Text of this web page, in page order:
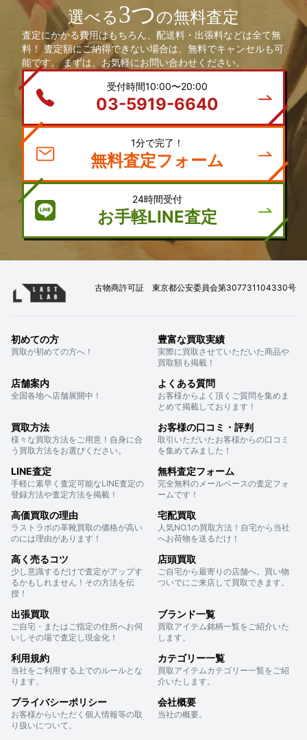
選べる3つの無料査定
査定にかかる費用はもちろん、配送料・出張料などは全て無
料！ 査定額にご納得できない場合は、無料でキャンセルも可
能です。 まずは、お気軽にお問い合わせください。
受付時間10:00〜20:00
03-5919-6640
1分で完了！
無料査定フォーム
24時間受付
お手軽LINE査定
古物商許可証 東京都公安委員会第307731104330号
初めての方
買取が初めての方へ！
豊富な買取実績
実際に買取させていただいた商品や
買取額も掲載！
店舗案内
全国各地へ店舗展開中！
よくある質問
お客様からよく頂くご質問を集めま
とめて掲載しております！
買取方法
様々な買取方法をご用意！自身に合
う買取方法をお選びください。
お客様の口コミ・評判
取引いただいたお客様からの口コミ
を集めてみました！
LINE査定
手軽に素早く査定可能なLINE査定の
登録方法や査定方法を掲載！
無料査定フォーム
完全無料のメールベースの査定フォ
ームです！
高価買取の理由
ラストラボの革靴買取の価格が高い
のには理由があります！
宅配買取
人気NO.1の買取方法！自宅から当社
へお荷物を送るだけ！
高く売るコツ
少し意識するだけで査定がアップす
るかもしれません！その方法を伝
授！
店頭買取
ご自宅から最寄りの店舗へ。買い物
ついでにご来店して買取できます。
出張買取
ご自宅・またはご指定の住所へお伺
いしその場で査定し現金化！
ブランド一覧
買取アイテム銘柄一覧をご紹介いた
します。
利用規約
当社をご利用する上でのルールとな
ります。
カテゴリー一覧
買取アイテムカテゴリー一覧をご紹
介いたします。
プライバシーポリシー
お客様からいただく個人情報等の取
り扱いについて。
会社概要
当社の概要。